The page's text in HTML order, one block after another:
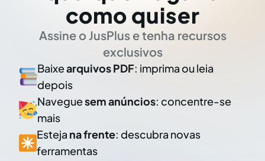
como quiser
Assine o JusPlus e tenha recursos
exclusivos
Baixearquivos PDF: imprima ou leia
depois
Naveguesem anúncios: concentre-se
mais
Esteja na frente: descubra novas
ferramentas